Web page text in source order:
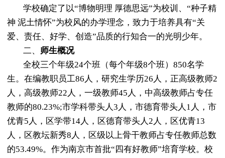
学校确定了以“博物明理 厚德思远”为校训、“种子精
神 泥土情怀”为校风的办学理念，致力于培养具有“关
爱、责任、好学、创造”品质的行知合一的光明少年。
二、 师生概况
全校三个年级24个班（每个年级8个班）850名学
生。 在编教职员工86人，研究生学历26人，正高级教师2
人，高级教师22人，一级教师45人，中高级教师占专任
教师的80.23%;市学科带头人3人，市德育带头人1人，市
优青5人，区学带14人，区德育带头人2人，区优青13
人，区教坛新秀8人，区级以上骨干教师占专任教师总数
的53.49%。作为南京市首批“四有好教师”培育学校。校